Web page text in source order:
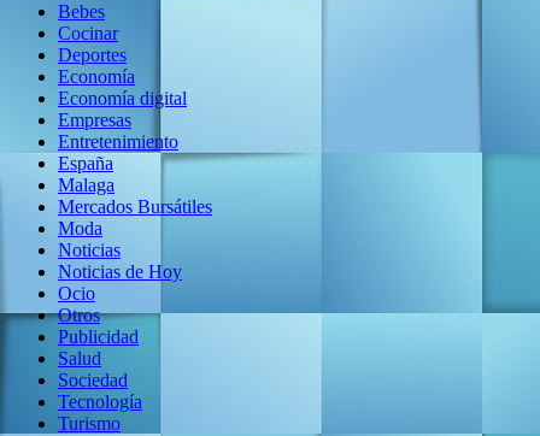
Bebes
Cocinar
Deportes
Economía
Economía digital
Empresas
Entretenimiento
España
Malaga
Mercados Bursátiles
Moda
Noticias
Noticias de Hoy
Ocio
Otros
Publicidad
Salud
Sociedad
Tecnología
Turismo